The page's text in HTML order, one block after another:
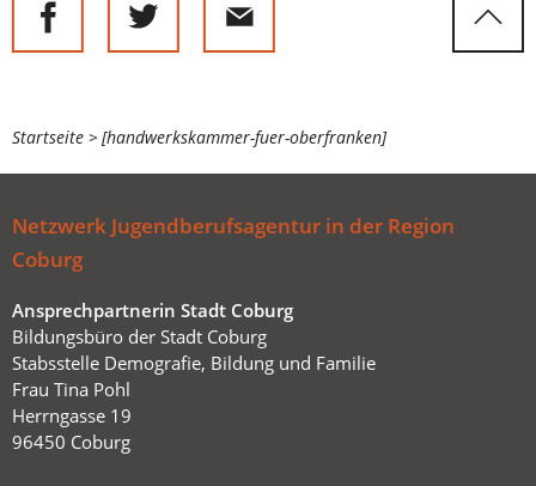
Sie
befinden
sich
hier:
Startseite [handwerkskammer-fuer-oberfranken]
Netzwerk Jugendberufsagentur in der Region
Coburg
Ansprechpartnerin Stadt Coburg
Bildungsbüro der Stadt Coburg
Stabsstelle Demografie, Bildung und Familie
Frau Tina Pohl
Herrngasse 19
96450 Coburg